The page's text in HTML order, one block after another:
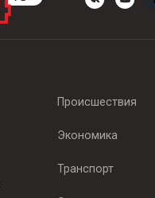
Происшествия
Экономика
Транспорт